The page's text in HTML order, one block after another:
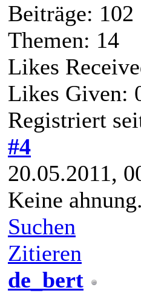
Beiträge: 102
Themen: 14
Likes
Likes Given:
Registriert
#4
20.05.2011,
Keine
Suchen
Zitieren
de_bert